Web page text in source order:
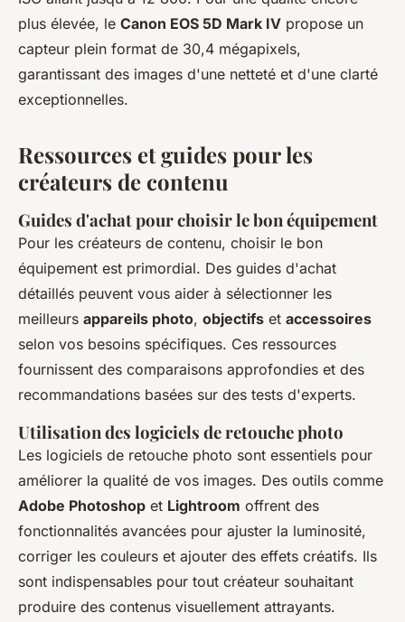
plus élevée, le Canon EOS 5D Mark IV propose un
capteur plein format de 30,4 mégapixels,
garantissant des images d'une netteté et d'une clarté
exceptionnelles.
Ressources et guides pour les
créateurs de contenu
Guides d'achat pour choisir le bon équipement
Pour les créateurs de contenu, choisir le bon
équipement est primordial. Des guides d'achat
détaillés peuvent vous aider à sélectionner les
meilleurs appareils photo, objectifs et accessoires
selon vos besoins spécifiques. Ces ressources
fournissent des comparaisons approfondies et des
recommandations basées sur des tests d'experts.
Utilisation des logiciels de retouche photo
Les logiciels de retouche photo sont essentiels pour
améliorer la qualité de vos images. Des outils comme
Adobe Photoshop et Lightroom offrent des
fonctionnalités avancées pour ajuster la luminosité,
corriger les couleurs et ajouter des effets créatifs. Ils
sont indispensables pour tout créateur souhaitant
produire des contenus visuellement attrayants.